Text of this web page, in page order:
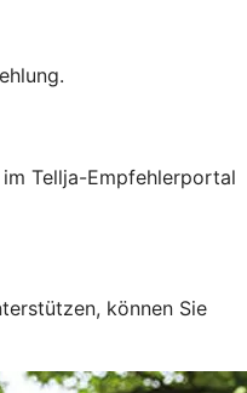
Tellja-Empfehlerportal
können Sie